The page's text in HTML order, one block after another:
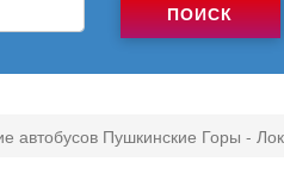
ПОИСК
автобусов Пушкинские Горы -